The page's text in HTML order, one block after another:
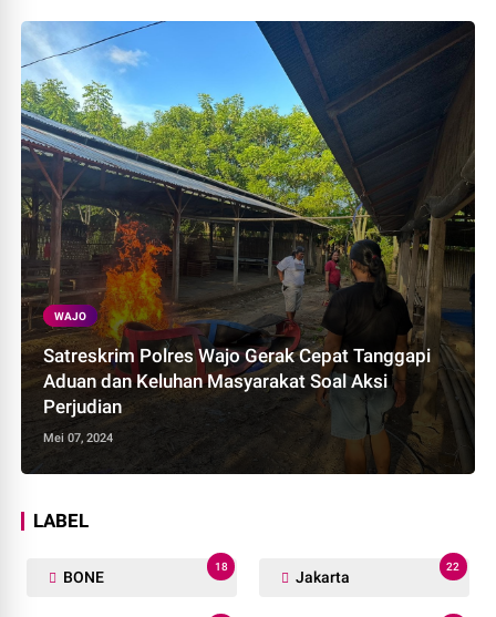
WAJO
Satreskrim Polres Wajo Gerak Cepat Tanggapi
Aduan dan Keluhan Masyarakat Soal Aksi
Perjudian
Mei 07, 2024
LABEL
BONE
18
Jakarta
22